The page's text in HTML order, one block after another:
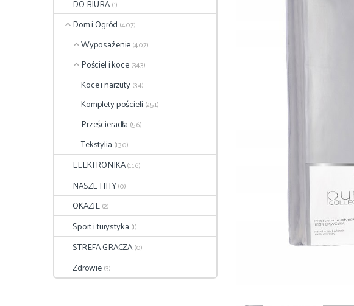
DO BIURA(1)
Dom i Ogród (407)
Wyposażenie(407)
Pościel i koce(343)
Koce i narzuty(34)
Komplety pościeli (251)
Prześcieradła (56)
Tekstylia (130)
ELEKTRONIKA(116)
NASZE HITY(0)
OKAZJE(2)
Sport i turystyka (1)
STREFA GRACZA(0)
Zdrowie(3)